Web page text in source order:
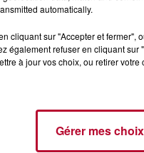
POUR
automatically.
cliquant sur "Accepter et
également refuser en cliquant
à jour vos choix, ou retirer
Gérer mes choix